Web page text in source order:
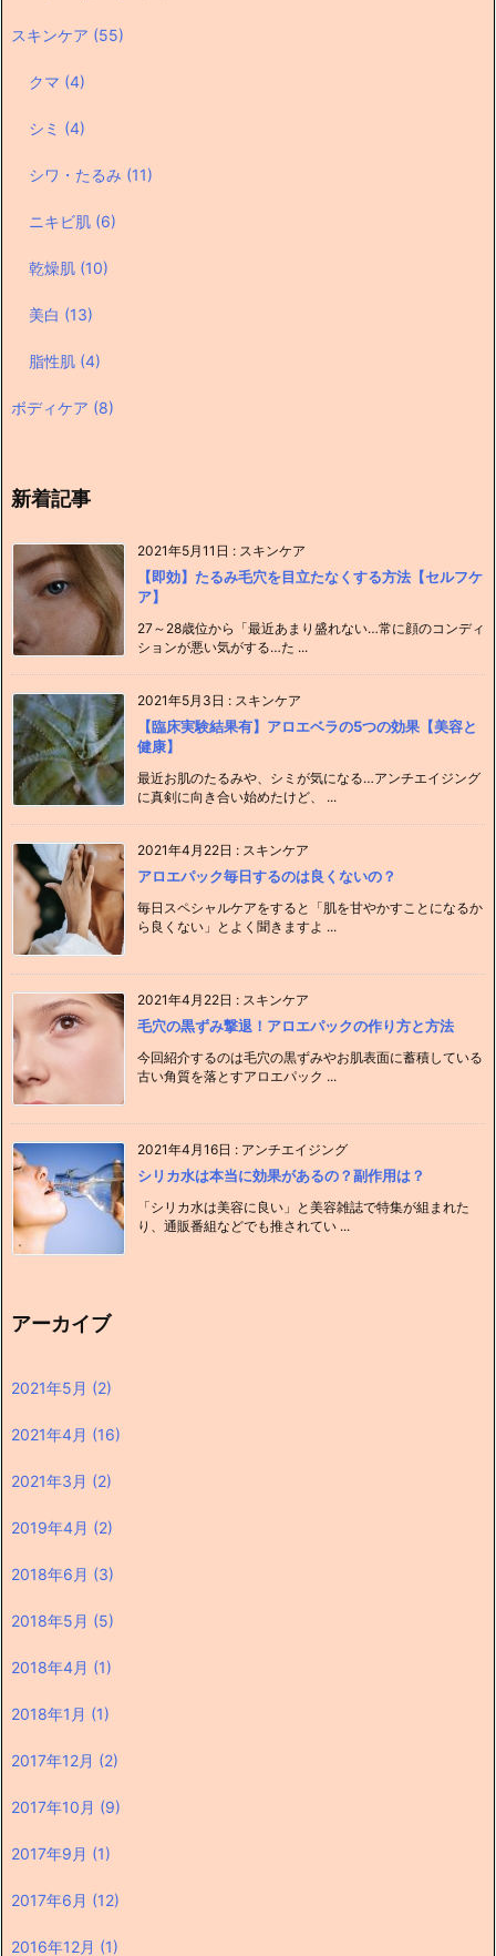
スキンケア (55)
クマ (4)
シミ (4)
シワ・たるみ (11)
ニキビ肌 (6)
乾燥肌 (10)
美白 (13)
脂性肌 (4)
ボディケア (8)
新着記事
2021年5月11日 : スキンケア
【即効】たるみ毛穴を目立たなくする方法【セルフケ
ア】
27～28歳位から「最近あまり盛れない…常に顔のコンディ
ションが悪い気がする…た ...
2021年5月3日 : スキンケア
【臨床実験結果有】アロエベラの5つの効果【美容と
健康】
最近お肌のたるみや、シミが気になる…アンチエイジング
に真剣に向き合い始めたけど、 ...
2021年4月22日 : スキンケア
アロエパック毎日するのは良くないの？
毎日スペシャルケアをすると「肌を甘やかすことになるか
ら良くない」とよく聞きますよ ...
2021年4月22日 : スキンケア
毛穴の黒ずみ撃退！アロエパックの作り方と方法
今回紹介するのは毛穴の黒ずみやお肌表面に蓄積している
古い角質を落とすアロエパック ...
2021年4月16日 : アンチエイジング
シリカ水は本当に効果があるの？副作用は？
「シリカ水は美容に良い」と美容雑誌で特集が組まれた
り、通販番組などでも推されてい ...
アーカイブ
2021年5月 (2)
2021年4月 (16)
2021年3月 (2)
2019年4月 (2)
2018年6月 (3)
2018年5月 (5)
2018年4月 (1)
2018年1月 (1)
2017年12月 (2)
2017年10月 (9)
2017年9月 (1)
2017年6月 (12)
2016年12月 (1)